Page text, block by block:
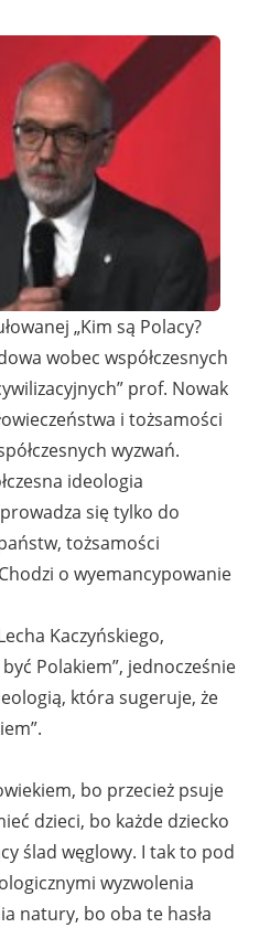
„Kim są Polacy?
wobec współczesnych
prof. Nowak
i tożsamości
wyzwań.
ideologia
się tylko do
tożsamości
o wyemancypowanie
Kaczyńskiego,
Polakiem”, jednocześnie
która sugeruje, że
bo przecież psuje
dzieci, bo każde dziecko
ślad węglowy. I tak to pod
wyzwolenia
natury, bo oba te hasła